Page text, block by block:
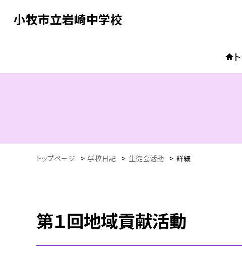
小牧市立岩崎中学校
トップページ > 学校日記 > 生徒会活動 > 詳細
第１回地域貢献活動